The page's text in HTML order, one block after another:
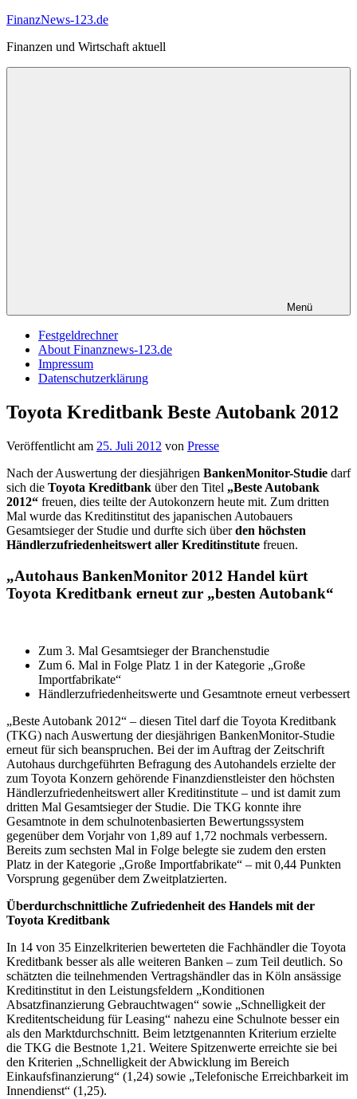
Zum
springen
FinanzNews-123.de
Finanzen und Wirtschaft aktuell
Menü
Festgeldrechner
About Finanznews-123.de
Impressum
Datenschutzerklärung
Toyota Kreditbank Beste Autobank 2012
Veröffentlicht am 25. Juli 2012 von Presse
Nach der Auswertung der diesjährigen BankenMonitor-Studie darf
sich die Toyota Kreditbank über den Titel „Beste Autobank
2012“ freuen, dies teilte der Autokonzern heute mit. Zum dritten
Mal wurde das Kreditinstitut des japanischen Autobauers
Gesamtsieger der Studie und durfte sich überden höchsten
Händlerzufriedenheitswert aller Kreditinstitute freuen.
„Autohaus BankenMonitor 2012 Handel kürt
Toyota Kreditbank erneut zur „besten Autobank“
Zum 3. Mal Gesamtsieger der Branchenstudie
Zum 6. Mal in Folge Platz 1 in der Kategorie „Große
Importfabrikate“
Händlerzufriedenheitswerte und Gesamtnote erneut verbessert
„Beste Autobank 2012“ – diesen Titel darf die Toyota Kreditbank
(TKG) nach Auswertung der diesjährigen BankenMonitor-Studie
erneut für sich beanspruchen. Bei der im Auftrag der Zeitschrift
Autohaus durchgeführten Befragung des Autohandels erzielte der
zum Toyota Konzern gehörende Finanzdienstleister den höchsten
Händlerzufriedenheitswert aller Kreditinstitute – und ist damit zum
dritten Mal Gesamtsieger der Studie. Die TKG konnte ihre
Gesamtnote in dem schulnotenbasierten Bewertungssystem
gegenüber dem Vorjahr von 1,89 auf 1,72 nochmals verbessern.
Bereits zum sechsten Mal in Folge belegte sie zudem den ersten
Platz in der Kategorie „Große Importfabrikate“ – mit 0,44 Punkten
Vorsprung gegenüber dem Zweitplatzierten.
Überdurchschnittliche Zufriedenheit des Handels mit der
Toyota Kreditbank
In 14 von 35 Einzelkriterien bewerteten die Fachhändler die Toyota
Kreditbank besser als alle weiteren Banken – zum Teil deutlich. So
schätzten die teilnehmenden Vertragshändler das in Köln ansässige
Kreditinstitut in den Leistungsfeldern „Konditionen
Absatzfinanzierung Gebrauchtwagen“ sowie „Schnelligkeit der
Kreditentscheidung für Leasing“ nahezu eine Schulnote besser ein
als den Marktdurchschnitt. Beim letztgenannten Kriterium erzielte
die TKG die Bestnote 1,21. Weitere Spitzenwerte erreichte sie bei
den Kriterien „Schnelligkeit der Abwicklung im Bereich
Einkaufsfinanzierung“ (1,24) sowie „Telefonische Erreichbarkeit im
Innendienst“ (1,25).